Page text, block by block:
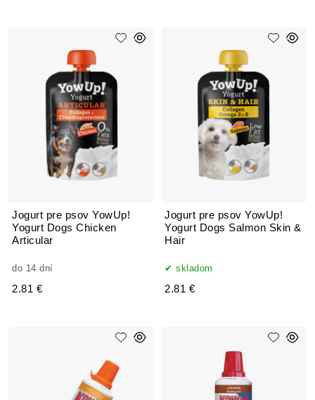
Jogurt pre psov YowUp!
Yogurt Dogs Chicken
Articular
do 14 dní
2.81 €
Jogurt pre psov YowUp!
Yogurt Dogs Salmon Skin &
Hair
skladom
2.81 €